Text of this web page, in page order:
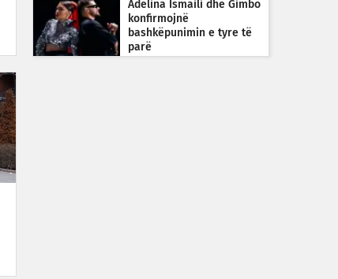
Adelina Ismaili dhe Gimbo
konfirmojnë
bashkëpunimin e tyre të
parë